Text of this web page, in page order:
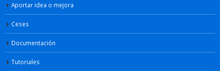
Aportar idea o mejora
Ceses
Documentación
Tutoriales